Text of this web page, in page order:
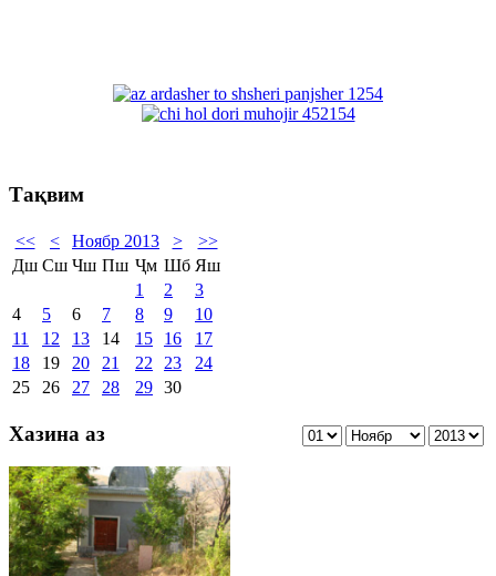
Тақвим
<< < Ноябр 2013 >
>>
Дш Сш Чш Пш Ҷм Шб Яш
1
2
3
4
5 6 7 8 9
10
11
12 13 14 15 16
17
18
19 20 21 22 23
24
25
26 27 28 29 30
Хазина аз